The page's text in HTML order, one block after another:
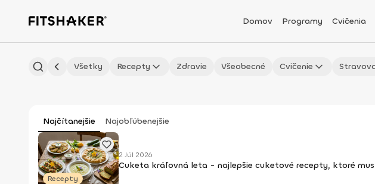
Domov Programy Cvičenia
Všetky Recepty Zdravie Všeobecné Cvičenie
Najčítanejšie Najobľúbenejšie
Recepty
2 Júl 2026
Cuketa kráľovná leta - najlepšie cuketové recepty, ktoré